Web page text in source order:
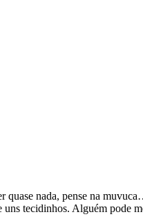
nada, pense na
uns tecidinhos. Alguém pode